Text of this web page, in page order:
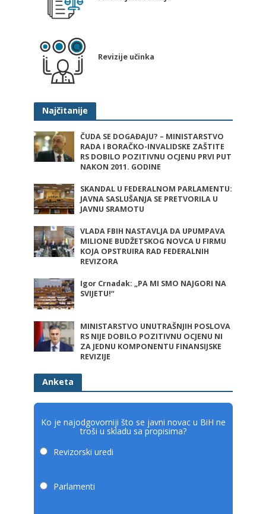
Revizije učinka
Najčitanije
ČUDA SE DOGAĐAJU? – MINISTARSTVO
RADA I BORAČKO-INVALIDSKE ZAŠTITE
RS DOBILO POZITIVNU OCJENU PRVI PUT
NAKON 2011. GODINE
SKANDAL U FEDERALNOM PARLAMENTU:
JAVNA SASLUŠANJA SE PRETVORILA U
JAVNU SRAMOTU
VLADA FBIH NASTAVLJA DA UPUMPAVA
MILIONE BUDŽETSKOG NOVCA U FIRMU
KOJA OPSTRUIRA RAD FEDERALNIH
REVIZORA
Igor Crnadak: „PA MI SMO NAJGORI NA
SVIJETU!“
MINISTARSTVO UNUTRAŠNJIH POSLOVA
RS NIJE DOBILO POZITIVNU OCJENU NI
ZA JEDNU KOMPONENTU FINANSIJSKE
REVIZIJE
Anketa
Ko je najodgovorniji što se javni novac u BiH ne
troši u skladu sa propisima?
Revizorski uredi
Parlamenti